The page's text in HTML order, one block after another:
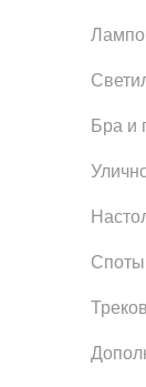
Бра и
Споты